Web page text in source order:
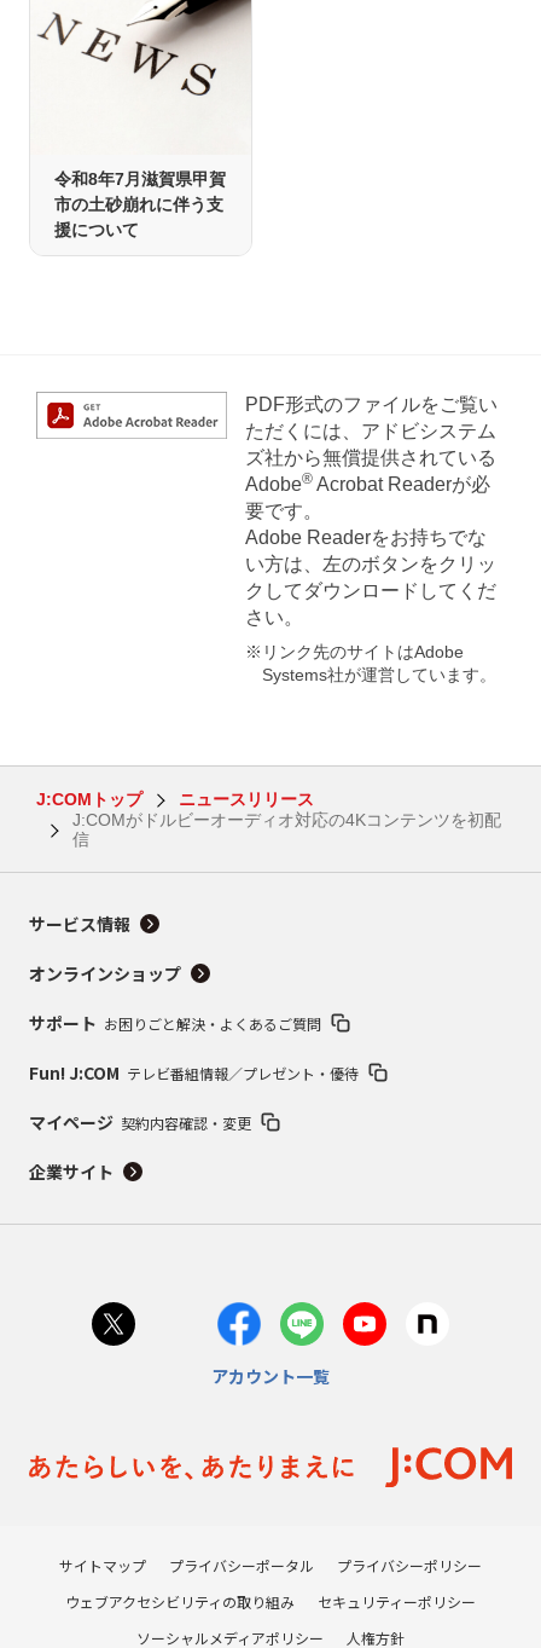
令和8年7月滋賀県甲賀
市の土砂崩れに伴う支
援について
PDF形式のファイルをご覧い
ただくには、アドビシステム
ズ社から無償提供されている
Adobe®Acrobat Readerが必
要です。
Adobe Readerをお持ちでな
い方は、左のボタンをクリッ
クしてダウンロードしてくだ
さい。
※リンク先のサイトはAdobe
Systems社が運営しています。
J:COMトップ
ニュースリリース
J:COMがドルビーオーディオ対応の4Kコンテンツを初配
信
サービス情報
オンラインショップ
サポート お困りごと解決・よくあるご質問
Fun! J:COM テレビ番組情報／プレゼント・優待
マイページ 契約内容確認・変更
企業サイト
アカウント一覧
サイトマップ プライバシーポータル
プライバシーポリシー
ウェブアクセシビリティの取り組み
セキュリティーポリシー
ソーシャルメディアポリシー
人権方針